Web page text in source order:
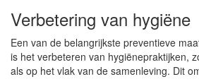
Verbetering van hygiëne
Een van de belangrijkste preventieve
is het verbeteren van hygiënepraktijken,
als op het vlak van de samenleving. Dit